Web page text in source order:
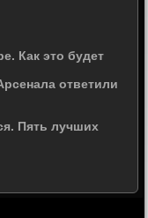
Как это будет
ответили
Пять лучших